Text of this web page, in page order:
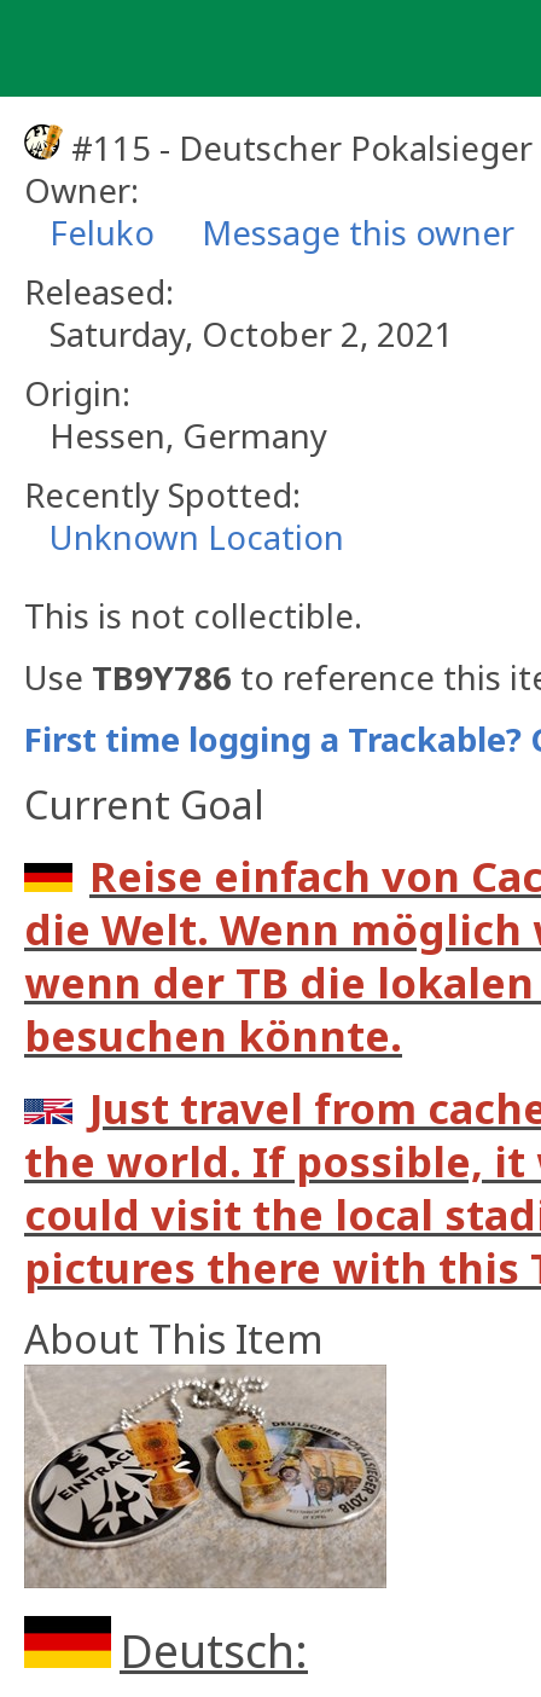
#115 - Deutscher
Owner:
Feluko
Message this owner
Released:
Saturday, October 2, 2021
Origin:
Hessen, Germany
Recently Spotted:
Unknown Location
This is not collectible.
Use TB9Y786 to reference this
First time logging a Trackable?
Current Goal
Reise einfach von
die Welt. Wenn möglich
wenn der TB die
besuchen könnte.
Just travel from
the world. If possible, it
could visit the local
pictures there with this
About This Item
Deutsch: